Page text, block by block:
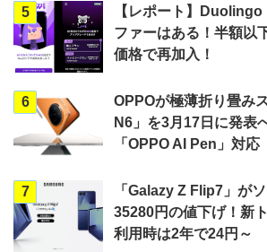
5
【レポート】
ファーはある！半額以
価格で再加入！
6
OPPOが極薄折り畳み
N6」を3月17日に発表
「OPPO AI Pen」対応
7
「Galazy Z Flip7」が
35280円の値下げ！新
利用時は2年で24円～